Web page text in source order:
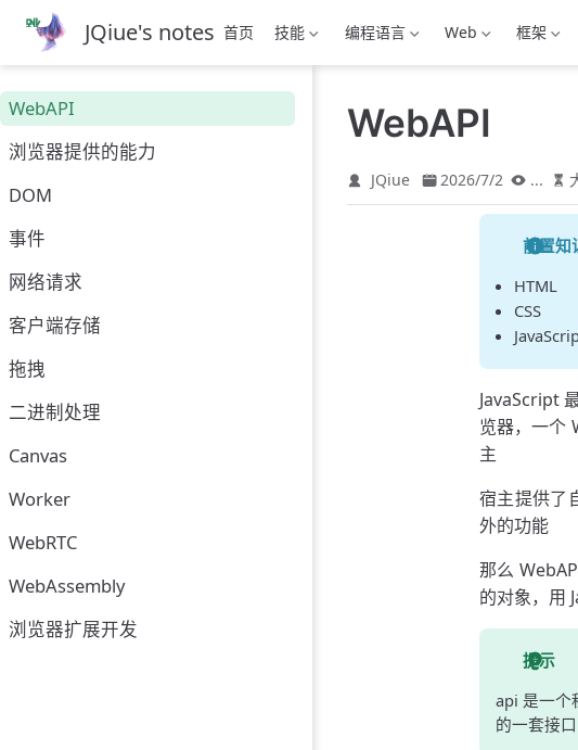
跳
主
要
內
容
JQiue's notes 首页 技能 编程语言 Web 框架
WebAPI
浏览器提供的能力
DOM
事件
网络请求
客户端存储
拖拽
二进制处理
Canvas
Worker
WebRTC
WebAssembly
浏览器扩展开发
WebAPI
JQiue 2026/7/2 ...
前置知
HTML
CSS
JavaScript
览器，一个
主
宿主提供了
外的功能
那么
的对象，用
提示
api 是一个
的一套接口